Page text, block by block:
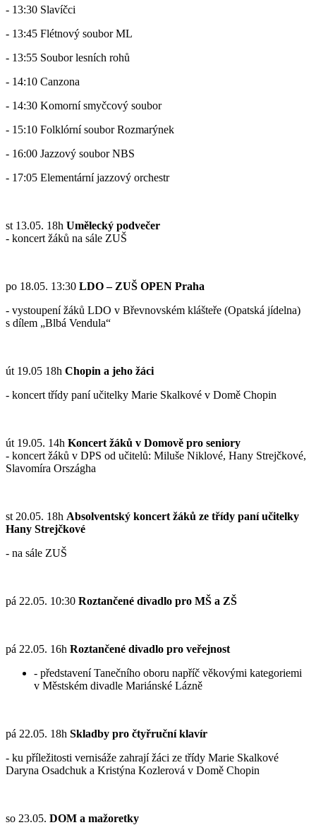
- 13:30 Slavíčci
- 13:45 Flétnový soubor ML
- 13:55 Soubor lesních rohů
- 14:10 Canzona
- 14:30 Komorní smyčcový soubor
- 15:10 Folklórní soubor Rozmarýnek
- 16:00 Jazzový soubor NBS
- 17:05 Elementární jazzový orchestr
st 13.05. 18h Umělecký podvečer
- koncert žáků na sále ZUŠ
po 18.05. 13:30 LDO – ZUŠ OPEN Praha
- vystoupení žáků LDO v Břevnovském klášteře (Opatská jídelna)
s dílem „Blbá Vendula“
út 19.05 18h Chopin a jeho žáci
- koncert třídy paní učitelky Marie Skalkové v Domě Chopin
út 19.05. 14h Koncert žáků v Domově pro seniory
- koncert žáků v DPS od učitelů: Miluše Niklové, Hany Strejčkové,
Slavomíra Országha
st 20.05. 18h Absolventský koncert žáků ze třídy paní učitelky
Hany Strejčkové
- na sále ZUŠ
pá 22.05. 10:30 Roztančené divadlo pro MŠ a ZŠ
pá 22.05. 16h Roztančené divadlo pro veřejnost
- představení Tanečního oboru napříč věkovými kategoriemi
v Městském divadle Mariánské Lázně
pá 22.05. 18h Skladby pro čtyřruční klavír
- ku příležitosti vernisáže zahrají žáci ze třídy Marie Skalkové
Daryna Osadchuk a Kristýna Kozlerová v Domě Chopin
so 23.05. DOM a mažoretky